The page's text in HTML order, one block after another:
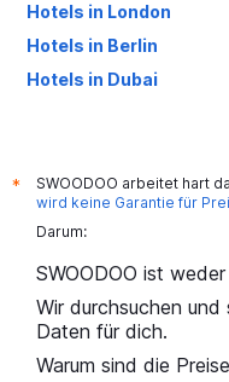
Hotels in London
Hotels in Berlin
Hotels in Dubai
*
SWOODOO arbeitet hart
wird keine Garantie für
Darum:
SWOODOO ist
Wir durchsuchen und
Daten für dich.
Warum sind die